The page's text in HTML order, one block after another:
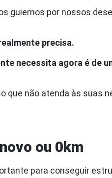
guiemos por nossos
precisa.
necessita agora é de
que não atenda às suas
ou 0km
para conseguir